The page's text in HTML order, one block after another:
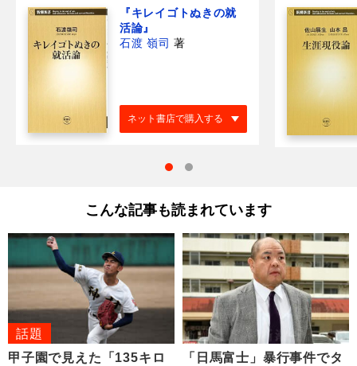
『キレイゴトぬきの就
活論』
石渡 嶺司 著
ネット書店で購入する
こんな記事も読まれています
話題
甲子園で見えた「135キロ
「日馬富士」暴行事件でタ